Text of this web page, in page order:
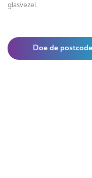
glasvezel.
Doe de